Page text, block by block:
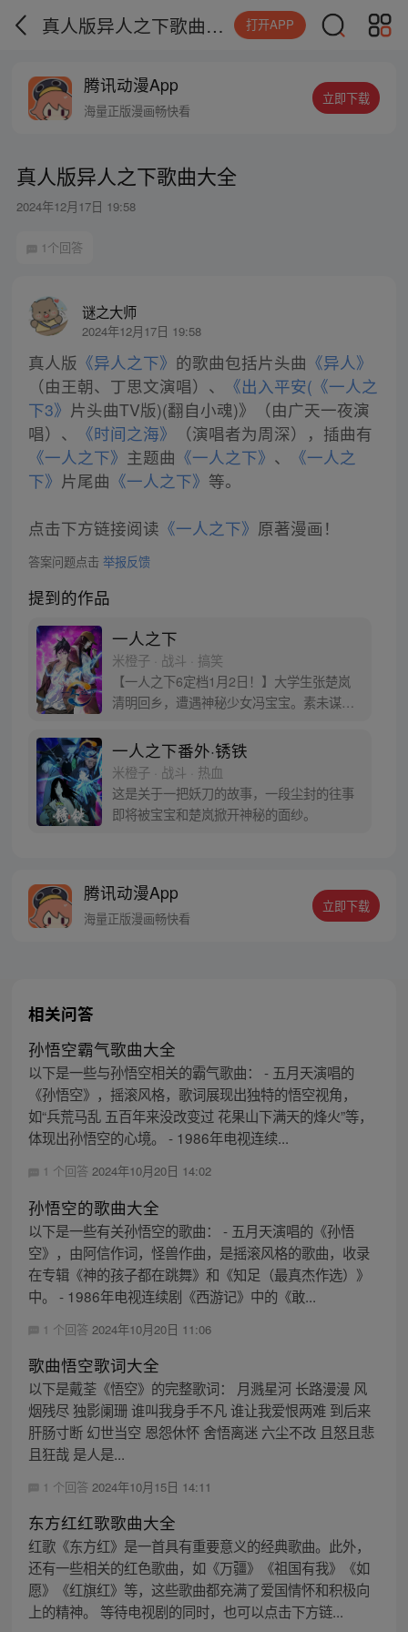
真人版异人之下歌曲大全 打开APP
腾讯动漫App
海量正版漫画畅快看
立即下载
真人版异人之下歌曲大全
2024年12月17日 19:58
1个回答
谜之大师
2024年12月17日 19:58
真人版 《异人之下》 的歌曲包括片头曲 《异人》
（由王朝、丁思文演唱）、
《出入平安(《一人之
下3》 片头曲TV版)(翻自小魂)》（由广天一夜演
唱）、
《时间之海》
（演唱者为周深），插曲有
《一人之下》 主题曲 《一人之下》 、
《一人之
下》 片尾曲 《一人之下》 等。
点击下方链接阅读 《一人之下》 原著漫画！
答案问题点击 举报反馈
提到的作品
一人之下
米橙子 · 战斗 · 搞笑
【一人之下6定档1月2日！】大学生张楚岚
清明回乡，遭遇神秘少女冯宝宝。素未谋面
自己打工的快递公司。为了帮冯宝宝寻找她
的身世，也为了查清自己与爷爷身上的秘
密，张楚岚的生活被彻底颠覆，与冯宝宝一
同踏上“异人”之旅。
一人之下番外·锈铁
米橙子 · 战斗 · 热血
这是关于一把妖刀的故事，一段尘封的往事
即将被宝宝和楚岚掀开神秘的面纱。
腾讯动漫App
海量正版漫画畅快看
立即下载
相关问答
孙悟空霸气歌曲大全
以下是一些与孙悟空相关的霸气歌曲： - 五月天演唱的
《孙悟空》，摇滚风格，歌词展现出独特的悟空视角，
如“兵荒马乱 五百年来没改变过 花果山下满天的烽火”等，
体现出孙悟空的心境。 - 1986年电视连续...
1 个回答 2024年10月20日 14:02
孙悟空的歌曲大全
以下是一些有关孙悟空的歌曲： - 五月天演唱的《孙悟
空》，由阿信作词，怪兽作曲，是摇滚风格的歌曲，收录
在专辑《神的孩子都在跳舞》和《知足（最真杰作选）》
中。 - 1986年电视连续剧《西游记》中的《敢...
1 个回答 2024年10月20日 11:06
歌曲悟空歌词大全
以下是戴荃《悟空》的完整歌词： 月溅星河 长路漫漫 风
烟残尽 独影阑珊 谁叫我身手不凡 谁让我爱恨两难 到后来
肝肠寸断 幻世当空 恩怨休怀 舍悟离迷 六尘不改 且怒且悲
且狂哉 是人是...
1 个回答 2024年10月15日 14:11
东方红红歌歌曲大全
红歌《东方红》是一首具有重要意义的经典歌曲。此外，
还有一些相关的红色歌曲，如《万疆》《祖国有我》《如
愿》《红旗红》等，这些歌曲都充满了爱国情怀和积极向
上的精神。 等待电视剧的同时，也可以点击下方链...